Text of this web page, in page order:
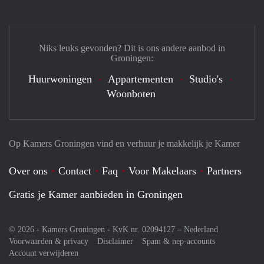
Op Kamers Groningen vind en verhuur je makkelijk je Kamer
Over ons Contact Faq Voor Makelaars
Partners
Gratis je Kamer aanbieden in Groningen
© 2026 - Kamers Groningen - KvK nr. 02094127 – Nederland
Voorwaarden & privacy
Disclaimer
Spam & nep-accounts
Account verwijderen
Niks leuks gevonden? Dit is ons andere aanbod in
Groningen:
Huurwoningen Appartementen
Studio's
Woonboten